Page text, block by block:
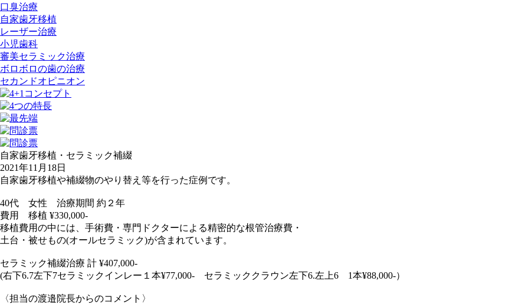
口臭治療
自家歯牙移植
レーザー治療
小児歯科
審美セラミック治療
ボロボロの歯の治療
セカンドオピニオン
自家歯牙移植・セラミック補綴
2021年11月18日
自家歯牙移植や補綴物のやり替え等を行った症例です。
40代 女性 治療期間 約２年
費用 移植 ¥330,000-
移植費用の中には、手術費・専門ドクターによる精密的な根管治療費・
土台・被せもの(オールセラミック)が含まれています。
セラミック補綴治療 計 ¥407,000-
(右下6.7左下7セラミックインレー１本¥77,000- セラミッククラウン左下6.左上6 1本¥88,000-）
〈担当の渡邉院長からのコメント〉